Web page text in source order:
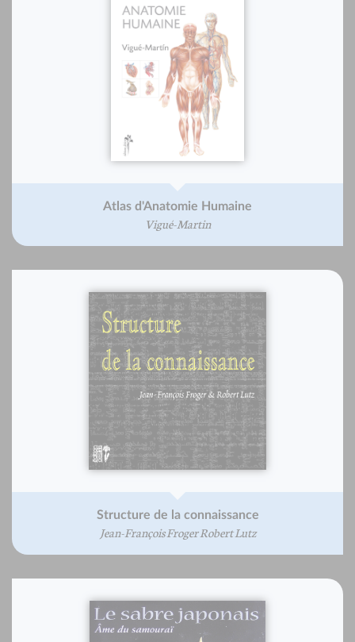
Atlas d'Anatomie Humaine
Vigué-Martin
Structure de la connaissance
Jean-François Froger Robert Lutz